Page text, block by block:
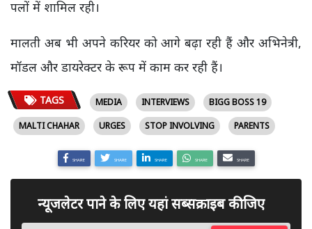
पलों में शामिल रही।
मालती अब भी अपने करियर को आगे बढ़ा रही हैं और अभिनेत्री,
मॉडल और डायरेक्टर के रूप में काम कर रही हैं।
TAGS MEDIA INTERVIEWS
BIGG BOSS 19
MALTI CHAHAR
URGES STOP INVOLVING PARENTS
SHARE SHARE SHARE SHARE SHARE
न्यूजलेटर पाने के लिए यहां सब्सक्राइब कीजिए